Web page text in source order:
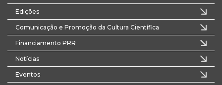
Edições
Comunicação e Promoção da Cultura Científica
Financiamento PRR
Notícias
Eventos